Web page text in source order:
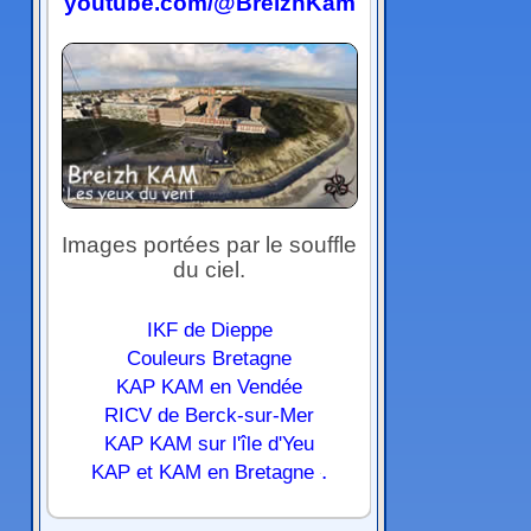
Images portées par le souffle
du ciel.
IKF de Dieppe
Couleurs Bretagne
KAP KAM en Vendée
RICV de Berck-sur-Mer
KAP KAM sur l'île d'Yeu
KAP et KAM en Bretagne .